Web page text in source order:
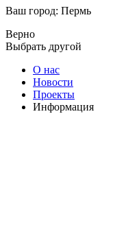
Ваш город: Пермь
Верно
Выбрать другой
О нас
Новости
Проекты
Информация